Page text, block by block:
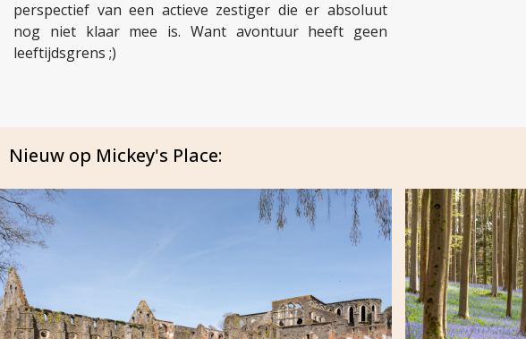
perspectief van een actieve zestiger die er absoluut
nog niet klaar mee is. Want avontuur heeft geen
leeftijdsgrens ;)
Nieuw op Mickey's Place: